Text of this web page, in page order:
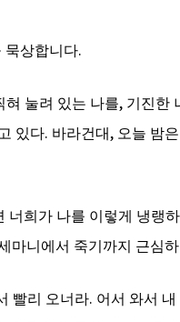
묵상합니다.
혀 눌려 있는 나를, 기진한
있다. 바라건대, 오늘 밤
너희가 나를 이렇게 냉랭
마니에서 죽기까지 근심
빨리 오너라. 어서 와서